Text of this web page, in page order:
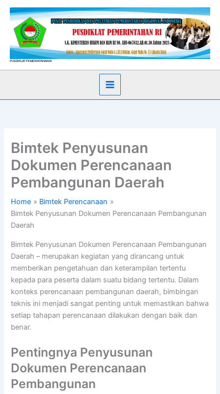
Skip
content
PUSDIKLAT PEMERINTAHAN RI
Bimtek Penyusunan
Dokumen Perencanaan
Pembangunan Daerah
Home
Bimtek Perencanaan
Bimtek Penyusunan Dokumen Perencanaan Pembangunan
Daerah
Bimtek Penyusunan Dokumen Perencanaan Pembangunan
Daerah – merupakan kegiatan yang dirancang untuk
memberikan pengetahuan dan keterampilan tertentu
kepada para peserta dalam suatu bidang tertentu. Dalam
konteks perencanaan pembangunan daerah, bimbingan
teknis ini menjadi sangat penting untuk memastikan bahwa
setiap tahapan perencanaan dilakukan dengan baik dan
benar.
Pentingnya Penyusunan
Dokumen Perencanaan
Pembangunan